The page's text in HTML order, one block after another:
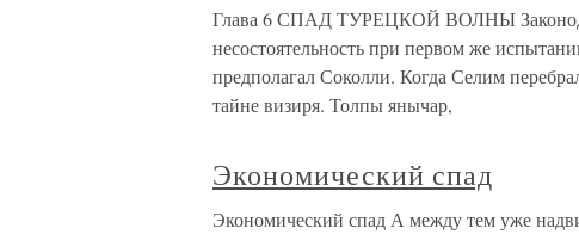
Глава 6 СПАД ТУРЕЦКОЙ ВОЛНЫ
несостоятельность при первом же
предполагал Соколли. Когда Селим
тайне визиря. Толпы янычар,
Экономический спад
Экономический спад А между тем уже